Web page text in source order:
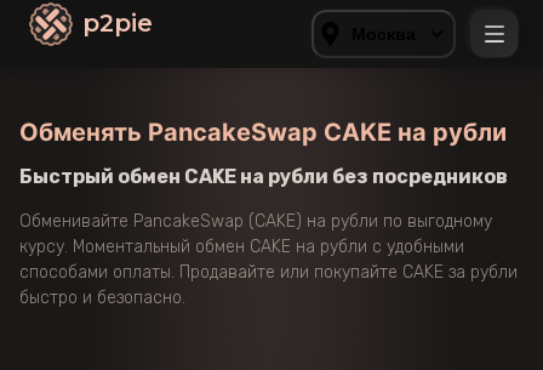
p2pie
Обменять PancakeSwap CAKE на рубли
Быстрый обмен CAKE на рубли без посредников
Обменивайте PancakeSwap (CAKE) на рубли по выгодному
курсу. Моментальный обмен CAKE на рубли с удобными
способами оплаты. Продавайте или покупайте CAKE за рубли
быстро и безопасно.